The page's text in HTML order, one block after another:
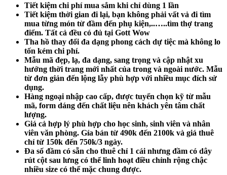
Tiết kiệm chi phí mua sắm khi chỉ dùng 1 lần
Tiết kiệm thời gian đi lại, bạn không phải vất vả đi tìm
mua từng món từ đầm đến phụ kiện,..…..tìm thợ trang
điểm. Tất cả đều có đủ tại Gott Wow
Tha hồ thay đổi đa dạng phong cách dự tiệc mà không lo
tốn kém chi phí.
Mẫu mã đẹp, lạ, đa dạng, sang trọng và cập nhật xu
hướng thời trang mới nhất của trong và ngoài nước. Mẫu
từ đơn giản đến lộng lẫy phù hợp với nhiều mục đích sử
dụng.
Hàng ngoại nhập cao cấp, được tuyển chọn kỹ từ mẫu
mã, form dáng đến chất liệu nên khách yên tâm chất
lượng.
Giá cả hợp lý phù hợp cho học sinh, sinh viên và nhân
viên văn phòng. Gía bán từ 490k đến 2100k và giá thuê
chỉ từ 150k đến 750k/3 ngày.
Đa số đầm có sẵn cho thuê chỉ 1 cái nhưng đầm có dây
rút cột sau lưng có thể linh hoạt điều chỉnh rộng chậc
nhiều size có thể mặc chung được.